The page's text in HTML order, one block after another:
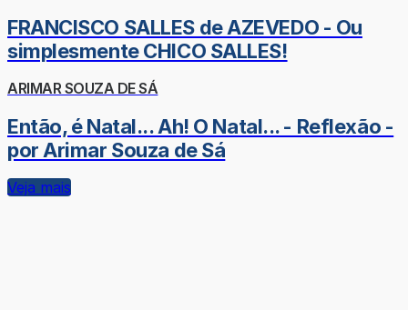
FRANCISCO SALLES de AZEVEDO - Ou
simplesmente CHICO SALLES!
ARIMAR SOUZA DE SÁ
Então, é Natal... Ah! O Natal... - Reflexão -
por Arimar Souza de Sá
Veja mais